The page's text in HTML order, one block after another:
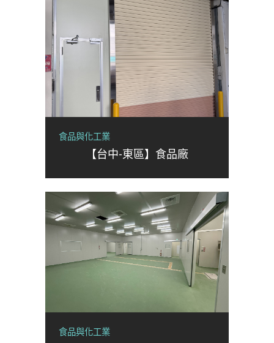
食品與化工業
【台中-東區】食品廠
食品與化工業